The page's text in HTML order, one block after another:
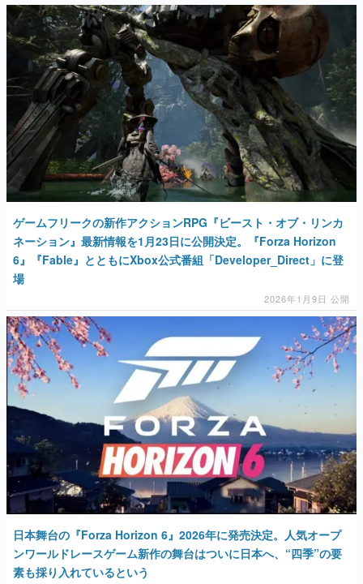
ゲームフリークの新作アクションRPG『ビースト・オブ・リンカ
ネーション』最新情報を1月23日に公開決定。『Forza Horizon
6』『Fable』とともにXbox公式番組「Developer_Direct」に登
場
2026年1月9日 公開
日本舞台の『Forza Horizon 6』2026年に発売決定。人気オープ
ンワールドレースゲーム新作の舞台はついに日本へ、“四季”の要
素も採り入れているという